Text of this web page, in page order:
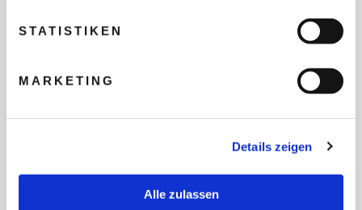
STATISTIKEN
MARKETING
Details zeigen
Alle zulassen
TEILNEHMER
FLUG GEWÜNSCHT
PRÄFERIERTER ABFLUGHAFEN